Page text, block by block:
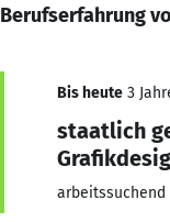
Berufserfahrung
Bis heute 3
staatlich